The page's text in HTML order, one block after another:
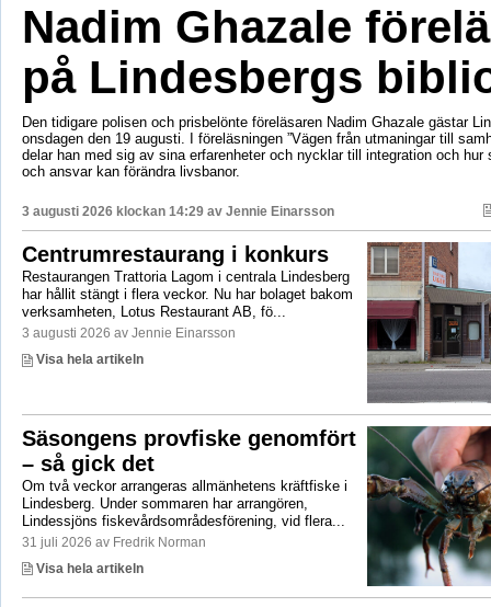
Nadim Ghazale
på Lindesbergs
Den tidigare polisen och prisbelönte föreläsaren Nadim Ghazale gästar
onsdagen den 19 augusti. I föreläsningen ”Vägen från utmaningar till
delar han med sig av sina erfarenheter och nycklar till integration och hur
och ansvar kan förändra livsbanor.
3 augusti 2026 klockan 14:29 av Jennie Einarsson
Centrumrestaurang i konkurs
Restaurangen Trattoria Lagom i centrala Lindesberg
har hållit stängt i flera veckor. Nu har bolaget bakom
verksamheten, Lotus Restaurant AB, fö...
3 augusti 2026 av Jennie Einarsson
Visa hela artikeln
Säsongens provfiske genomfört
– så gick det
Om två veckor arrangeras allmänhetens kräftfiske i
Lindesberg. Under sommaren har arrangören,
Lindessjöns fiskevårdsområdesförening, vid flera...
31 juli 2026 av Fredrik Norman
Visa hela artikeln